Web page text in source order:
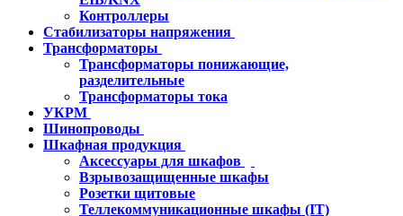
Контроллеры
Стабилизаторы напряжения
Трансформаторы
Трансформаторы понижающие,
разделительные
Трансформаторы тока
УКРМ
Шинопроводы
Шкафная продукция
Аксессуары для шкафов
Взрывозащищенные шкафы
Розетки щитовые
Теллекоммуникационные шкафы (IT)